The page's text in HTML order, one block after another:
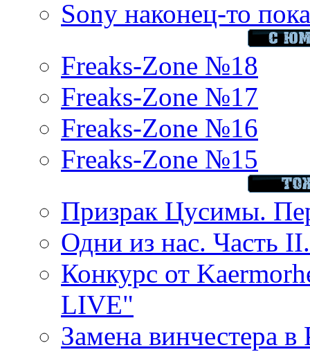
Sony наконец-то
Freaks-Zone №18
Freaks-Zone №17
Freaks-Zone №16
Freaks-Zone №15
Призрак Цусимы.
Одни из нас. Часть
Конкурс от
LIVE"
Замена винчестера